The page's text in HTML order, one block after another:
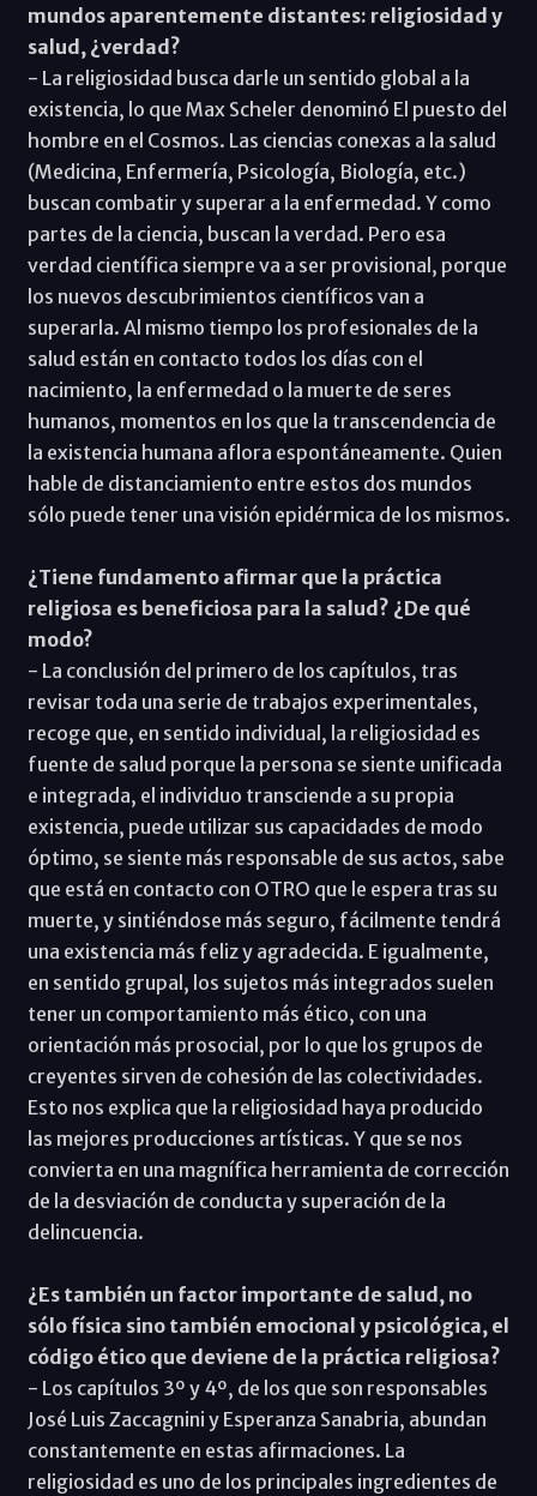
mundos aparentemente distantes: religiosidad y
salud, ¿verdad?
- La religiosidad busca darle un sentido global a la
existencia, lo que Max Scheler denominó El puesto del
hombre en el Cosmos. Las ciencias conexas a la salud
(Medicina, Enfermería, Psicología, Biología, etc.)
buscan combatir y superar a la enfermedad. Y como
partes de la ciencia, buscan la verdad. Pero esa
verdad científica siempre va a ser provisional, porque
los nuevos descubrimientos científicos van a
superarla. Al mismo tiempo los profesionales de la
salud están en contacto todos los días con el
nacimiento, la enfermedad o la muerte de seres
humanos, momentos en los que la transcendencia de
la existencia humana aflora espontáneamente. Quien
hable de distanciamiento entre estos dos mundos
sólo puede tener una visión epidérmica de los mismos.
¿Tiene fundamento afirmar que la práctica
religiosa es beneficiosa para la salud? ¿De qué
modo?
- La conclusión del primero de los capítulos, tras
revisar toda una serie de trabajos experimentales,
recoge que, en sentido individual, la religiosidad es
fuente de salud porque la persona se siente unificada
e integrada, el individuo transciende a su propia
existencia, puede utilizar sus capacidades de modo
óptimo, se siente más responsable de sus actos, sabe
que está en contacto con OTRO que le espera tras su
muerte, y sintiéndose más seguro, fácilmente tendrá
una existencia más feliz y agradecida. E igualmente,
en sentido grupal, los sujetos más integrados suelen
tener un comportamiento más ético, con una
orientación más prosocial, por lo que los grupos de
creyentes sirven de cohesión de las colectividades.
Esto nos explica que la religiosidad haya producido
las mejores producciones artísticas. Y que se nos
convierta en una magnífica herramienta de corrección
de la desviación de conducta y superación de la
delincuencia.
¿Es también un factor importante de salud, no
sólo física sino también emocional y psicológica, el
código ético que deviene de la práctica religiosa?
- Los capítulos 3º y 4º, de los que son responsables
José Luis Zaccagnini y Esperanza Sanabria, abundan
constantemente en estas afirmaciones. La
religiosidad es uno de los principales ingredientes de